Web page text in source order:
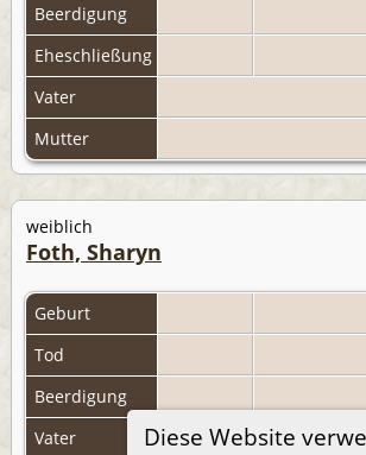
Diese Website
Beerdigung
Eheschließung
Vater
Mutter
weiblich
Foth, Sharyn
Geburt
Tod
Beerdigung
Vater
Foth, Philip Andrew|